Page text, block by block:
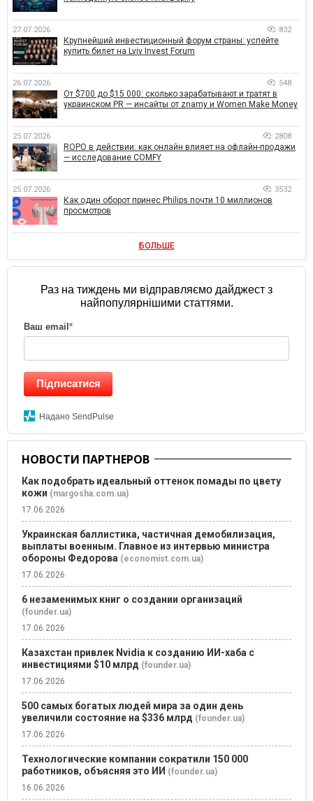
27.07.2026 832
Крупнейший инвестиционный форум страны: успейте
купить билет на Lviv Invest Forum
26.07.2026 548
От $700 до $15 000: сколько зарабатывают и тратят в
украинском PR — инсайты от znamy и Women Make Money
25.07.2026 2808
ROPO в действии: как онлайн влияет на офлайн-продажи
— исследование COMFY
25.07.2026 3532
Как один оборот принес Philips почти 10 миллионов
просмотров
БОЛЬШЕ
Раз на тиждень ми відправляємо дайджест з
найпопулярнішими статтями.
Ваш email*
Підписатися
Надано SendPulse
НОВОСТИ ПАРТНЕРОВ
Как подобрать идеальный оттенок помады по цвету
кожи (margosha.com.ua)
17.06.2026
Украинская баллистика, частичная демобилизация,
выплаты военным. Главное из интервью министра
обороны Федорова (economist.com.ua)
17.06.2026
6 незаменимых книг о создании организаций
(founder.ua)
17.06.2026
Казахстан привлек Nvidia к созданию ИИ-хаба с
инвестициями $10 млрд (founder.ua)
17.06.2026
500 самых богатых людей мира за один день
увеличили состояние на $336 млрд (founder.ua)
17.06.2026
Технологические компании сократили 150 000
работников, объясняя это ИИ (founder.ua)
16.06.2026